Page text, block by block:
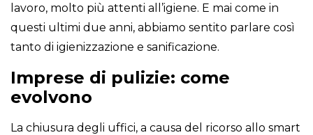
lavoro, molto più attenti all’igiene. E mai come in
questi ultimi due anni, abbiamo sentito parlare così
tanto di igienizzazione e sanificazione.
Imprese di pulizie: come
evolvono
La chiusura degli uffici, a causa del ricorso allo smart